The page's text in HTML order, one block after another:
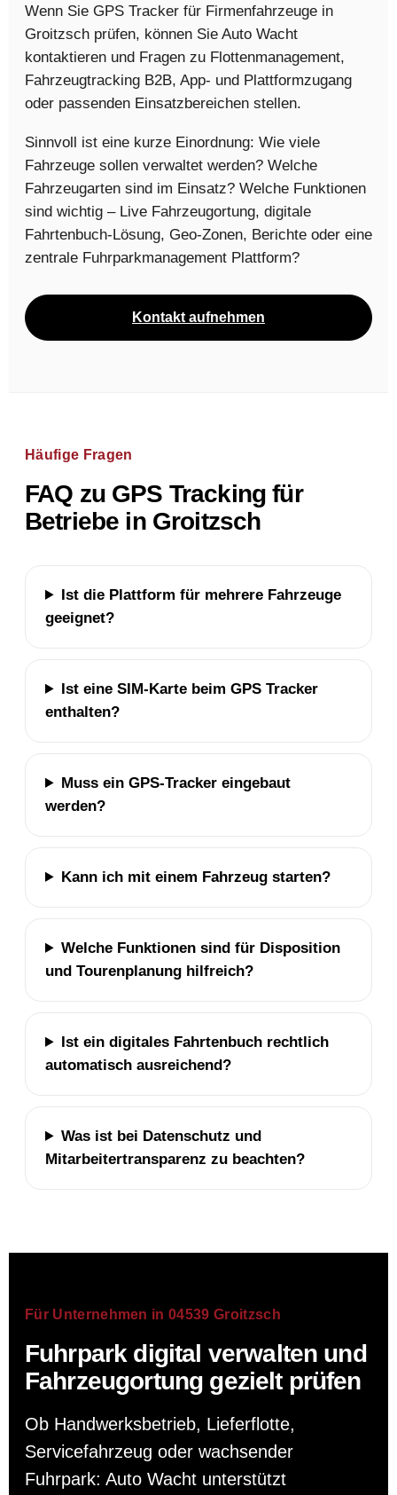
Wenn Sie GPS Tracker für Firmenfahrzeuge in
Groitzsch prüfen, können Sie Auto Wacht
kontaktieren und Fragen zu Flottenmanagement,
Fahrzeugtracking B2B, App- und Plattformzugang
oder passenden Einsatzbereichen stellen.
Sinnvoll ist eine kurze Einordnung: Wie viele
Fahrzeuge sollen verwaltet werden? Welche
Fahrzeugarten sind im Einsatz? Welche Funktionen
sind wichtig – Live Fahrzeugortung, digitale
Fahrtenbuch-Lösung, Geo-Zonen, Berichte oder eine
zentrale Fuhrparkmanagement Plattform?
Kontakt aufnehmen
Häufige Fragen
FAQ zu GPS Tracking für
Betriebe in Groitzsch
Ist die Plattform für mehrere Fahrzeuge
geeignet?
Ist eine SIM-Karte beim GPS Tracker
enthalten?
Muss ein GPS-Tracker eingebaut
werden?
Kann ich mit einem Fahrzeug starten?
Welche Funktionen sind für Disposition
und Tourenplanung hilfreich?
Ist ein digitales Fahrtenbuch rechtlich
automatisch ausreichend?
Was ist bei Datenschutz und
Mitarbeitertransparenz zu beachten?
Für Unternehmen in 04539 Groitzsch
Fuhrpark digital verwalten und
Fahrzeugortung gezielt prüfen
Ob Handwerksbetrieb, Lieferflotte,
Servicefahrzeug oder wachsender
Fuhrpark: Auto Wacht unterstützt